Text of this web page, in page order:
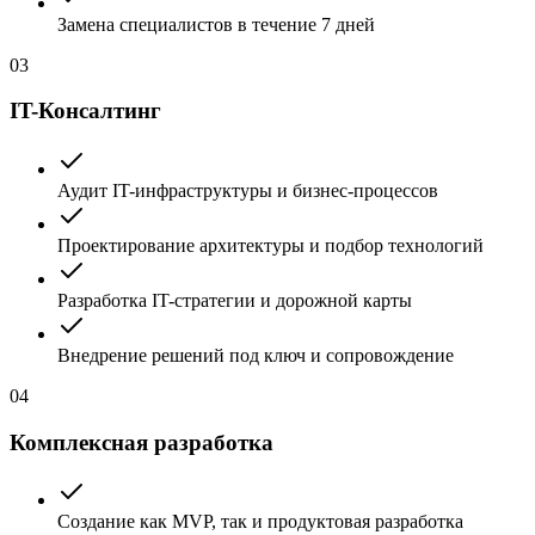
Замена специалистов в течение 7 дней
03
IT-Консалтинг
Аудит IT-инфраструктуры и бизнес-процессов
Проектирование архитектуры и подбор технологий
Разработка IT-стратегии и дорожной карты
Внедрение решений под ключ и сопровождение
04
Комплексная разработка
Создание как MVP, так и продуктовая разработка